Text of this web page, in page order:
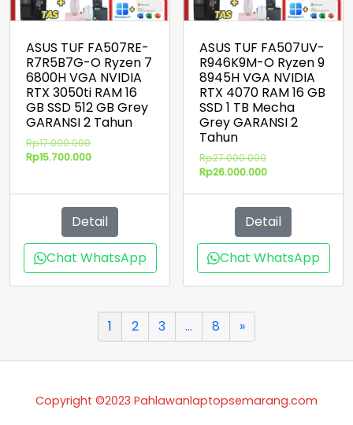
ASUS TUF FA507RE-
R7R5B7G-O Ryzen 7
6800H VGA NVIDIA
RTX 3050ti RAM 16
GB SSD 512 GB Grey
GARANSI 2 Tahun
Rp17.000.000Harga
aslinya
Rp15.700.000Harga
adalah:
Rp15.700.000.
Detail
Chat WhatsApp
ASUS TUF FA507UV-
R946K9M-O Ryzen 9
8945H VGA NVIDIA
RTX 4070 RAM 16 GB
SSD 1 TB Mecha
Grey GARANSI 2
Tahun
Rp27.000.000Harga
aslinya
Rp26.000.000Harga
adalah:
Rp26.000.000.
Detail
Chat WhatsApp
1 2 3 … 8 »
Copyright ©2023 Pahlawanlaptopsemarang.com